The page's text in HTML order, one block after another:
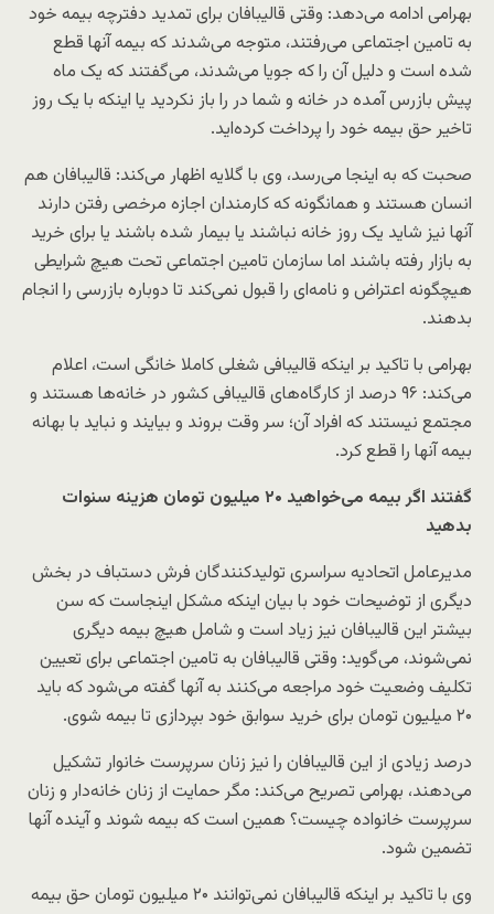
بهرامی ادامه می‌دهد: وقتی قالیبافان برای تمدید دفترچه بیمه خود
به تامین اجتماعی می‌رفتند، متوجه می‌شدند که بیمه‌ آنها قطع
شده است و دلیل آن را که جویا می‌شدند، می‌گفتند که یک ماه
پیش بازرس آمده در خانه و شما در را باز نکردید یا اینکه با یک روز
تاخیر حق بیمه خود را پرداخت کرده‌اید.
صحبت که به اینجا می‌رسد، وی با گلایه اظهار می‌کند: قالیبافان هم
انسان هستند و همانگونه که کارمندان اجازه مرخصی رفتن دارند
آنها نیز شاید یک روز خانه نباشند یا بیمار شده باشند یا برای خرید
به بازار رفته باشند اما سازمان تامین اجتماعی تحت هیچ شرایطی
هیچگونه اعتراض و نامه‌ای را قبول نمی‌کند تا دوباره بازرسی را انجام
بدهند.
بهرامی با تاکید بر اینکه قالیبافی شغلی کاملا خانگی است، اعلام
می‌کند: ۹۶ درصد از کارگاه‌های قالیبافی کشور در خانه‌ها هستند و
مجتمع نیستند که افراد آن؛ سر وقت بروند و بیایند و نباید با بهانه
بیمه آنها را قطع کرد.
گفتند اگر بیمه می‌خواهید ۲۰ میلیون تومان هزینه سنوات
بدهید
مدیرعامل اتحادیه سراسری تولیدکنندگان فرش دستباف در بخش
دیگری از توضیحات خود با بیان اینکه مشکل اینجاست که سن
بیشتر این قالیبافان نیز زیاد است و شامل هیچ بیمه دیگری
نمی‌شوند، می‌گوید: وقتی قالیبافان به تامین اجتماعی برای تعیین
تکلیف وضعیت خود مراجعه می‌کنند به آنها گفته می‌شود که باید
۲۰ میلیون تومان برای خرید سوابق خود بپردازی تا بیمه شوی.
درصد زیادی از این قالیبافان را نیز زنان سرپرست خانوار تشکیل
می‌دهند، بهرامی تصریح می‌کند:‌ مگر حمایت از زنان خانه‌دار و زنان
سرپرست خانواده چیست؟ همین است که بیمه شوند و آینده‌ آنها
تضمین شود.
وی با تاکید بر اینکه قالیبافان نمی‌توانند ۲۰ میلیون تومان حق بیمه